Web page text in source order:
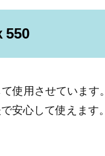
550
使用させています。
安心して使えます。